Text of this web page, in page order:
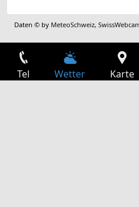
Daten © by MeteoSchweiz,
Tel Wetter Karte